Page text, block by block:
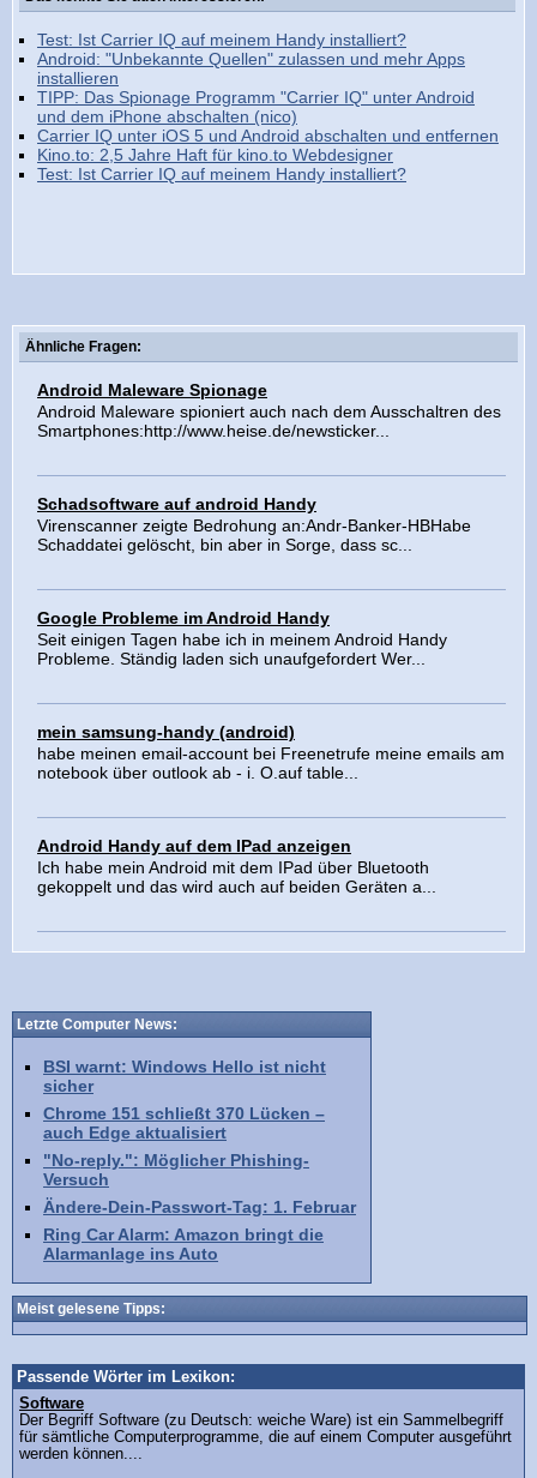
Test: Ist Carrier IQ auf meinem Handy installiert?
Android: "Unbekannte Quellen" zulassen und mehr Apps
installieren
TIPP: Das Spionage Programm "Carrier IQ" unter Android
und dem iPhone abschalten (nico)
Carrier IQ unter iOS 5 und Android abschalten und entfernen
Kino.to: 2,5 Jahre Haft für kino.to Webdesigner
Test: Ist Carrier IQ auf meinem Handy installiert?
Ähnliche Fragen:
Android Maleware Spionage
Android Maleware spioniert auch nach dem Ausschaltren des
Smartphones:http://www.heise.de/newsticker...
Schadsoftware auf android Handy
Virenscanner zeigte Bedrohung an:Andr-Banker-HBHabe
Schaddatei gelöscht, bin aber in Sorge, dass sc...
Google Probleme im Android Handy
Seit einigen Tagen habe ich in meinem Android Handy
Probleme. Ständig laden sich unaufgefordert Wer...
mein samsung-handy (android)
habe meinen email-account bei Freenetrufe meine emails am
notebook über outlook ab - i. O.auf table...
Android Handy auf dem IPad anzeigen
Ich habe mein Android mit dem IPad über Bluetooth
gekoppelt und das wird auch auf beiden Geräten a...
Letzte Computer News:
BSI warnt: Windows Hello ist nicht
sicher
Chrome 151 schließt 370 Lücken –
auch Edge aktualisiert
"No-reply.": Möglicher Phishing-
Versuch
Ändere-Dein-Passwort-Tag: 1. Februar
Ring Car Alarm: Amazon bringt die
Alarmanlage ins Auto
Meist gelesene Tipps:
Passende Wörter im Lexikon:
Software
Der Begriff Software (zu Deutsch: weiche Ware) ist ein Sammelbegriff
für sämtliche Computerprogramme, die auf einem Computer ausgeführt
werden können....